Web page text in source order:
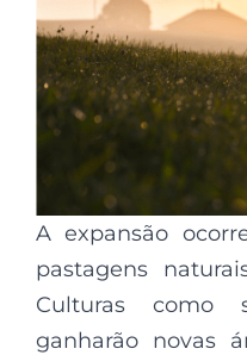
A expansão
pastagens
Culturas como
ganharão novas